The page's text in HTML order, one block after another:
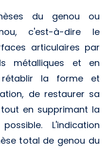
du genou ou
c'est-à-dire le
articulaires par
métalliques et en
rétablir la forme et
de restaurer sa
en supprimant la
L'indication
total de genou du